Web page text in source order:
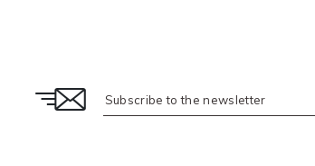
Email